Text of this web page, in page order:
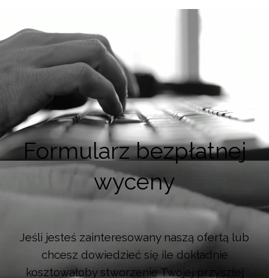
Formularz bezpłatnej
wyceny
Jeśli jesteś zainteresowany naszą ofertą lub
chcesz dowiedzieć się ile dokładnie
kosztowałoby stworzenie Twojej przyszłej